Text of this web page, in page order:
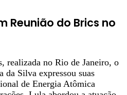
Reunião do Brics no
realizada no Rio de Janeiro, o
Silva expressou suas
de Energia Atômica